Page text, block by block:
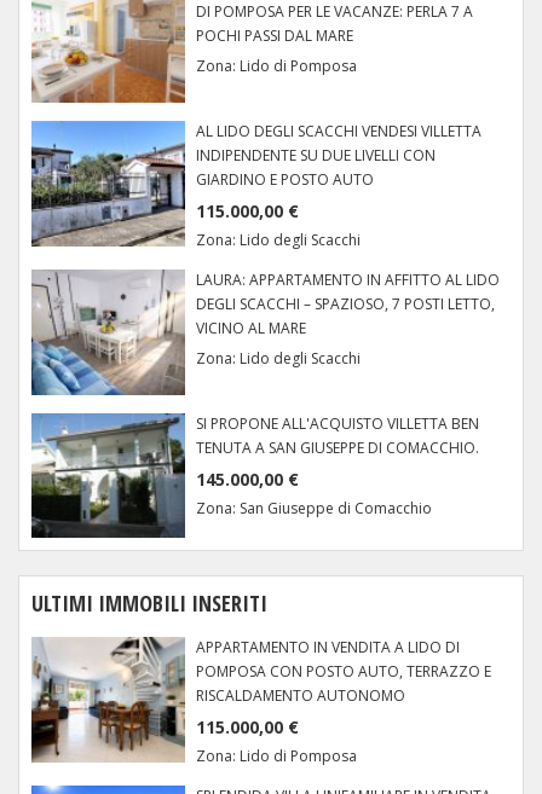
DI POMPOSA PER LE VACANZE: PERLA 7 A
POCHI PASSI DAL MARE
Zona: Lido di Pomposa
AL LIDO DEGLI SCACCHI VENDESI VILLETTA
INDIPENDENTE SU DUE LIVELLI CON
GIARDINO E POSTO AUTO
115.000,00 €
Zona: Lido degli Scacchi
LAURA: APPARTAMENTO IN AFFITTO AL LIDO
DEGLI SCACCHI – SPAZIOSO, 7 POSTI LETTO,
VICINO AL MARE
Zona: Lido degli Scacchi
SI PROPONE ALL'ACQUISTO VILLETTA BEN
TENUTA A SAN GIUSEPPE DI COMACCHIO.
145.000,00 €
Zona: San Giuseppe di Comacchio
ULTIMI IMMOBILI INSERITI
APPARTAMENTO IN VENDITA A LIDO DI
POMPOSA CON POSTO AUTO, TERRAZZO E
RISCALDAMENTO AUTONOMO
115.000,00 €
Zona: Lido di Pomposa